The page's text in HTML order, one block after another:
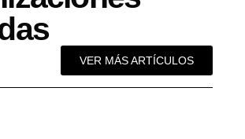
VER MÁS ARTÍCULOS